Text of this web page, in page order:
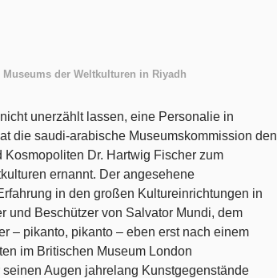
der Weltkulturen in Riyadh
unerzählt lassen, eine Personalie in
die saudi-arabische Museumskommission den
Dr. Hartwig Fischer zum
ernannt. Der angesehene
in den großen Kultureinrichtungen in
und Beschützer von Salvator Mundi, dem
– pikanto, pikanto – eben erst nach einem
im Britischen Museum London
Augen jahrelang Kunstgegenstände